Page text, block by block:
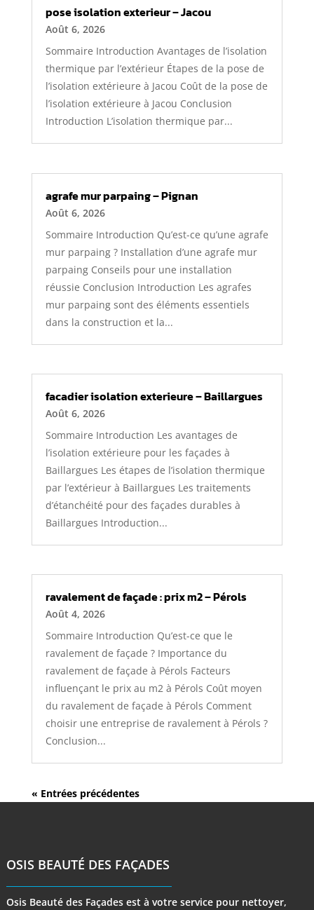
pose isolation exterieur – Jacou
Août 6, 2026
Sommaire Introduction Avantages de l’isolation
thermique par l’extérieur Étapes de la pose de
l’isolation extérieure à Jacou Coût de la pose de
l’isolation extérieure à Jacou Conclusion
Introduction L’isolation thermique par...
agrafe mur parpaing – Pignan
Août 6, 2026
Sommaire Introduction Qu’est-ce qu’une agrafe
mur parpaing ? Installation d’une agrafe mur
parpaing Conseils pour une installation
réussie Conclusion Introduction Les agrafes
mur parpaing sont des éléments essentiels
dans la construction et la...
facadier isolation exterieure – Baillargues
Août 6, 2026
Sommaire Introduction Les avantages de
l’isolation extérieure pour les façades à
Baillargues Les étapes de l’isolation thermique
par l’extérieur à Baillargues Les traitements
d’étanchéité pour des façades durables à
Baillargues Introduction...
ravalement de façade : prix m2 – Pérols
Août 4, 2026
Sommaire Introduction Qu’est-ce que le
ravalement de façade ? Importance du
ravalement de façade à Pérols Facteurs
influençant le prix au m2 à Pérols Coût moyen
du ravalement de façade à Pérols Comment
choisir une entreprise de ravalement à Pérols ?
Conclusion...
« Entrées précédentes
OSIS BEAUTÉ DES FAÇADES
Osis Beauté des Façades est à votre service pour nettoyer,